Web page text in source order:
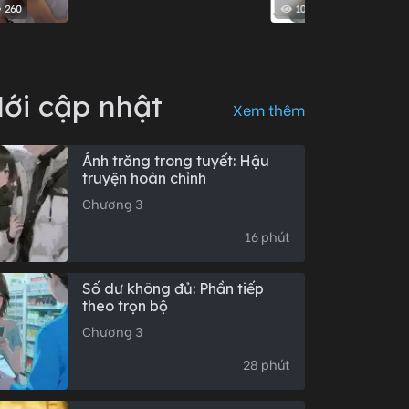
260 100
cập nhật Xem thêm
Ánh trăng trong tuyết: Hậu
truyện hoàn chỉnh
Chương 3
16 phút
Số dư không đủ: Phần tiếp
theo trọn bộ
Chương 3
28 phút